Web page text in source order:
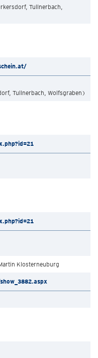
Tullnerbach,
Tullnerbach, Wolfsgraben)
Klosterneuburg